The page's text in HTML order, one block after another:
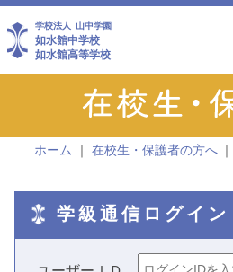
学校法人 山中学園
如水館中学校
如水館高等学校
ホーム 在校生・保護者の方へ
学級通信ログイン